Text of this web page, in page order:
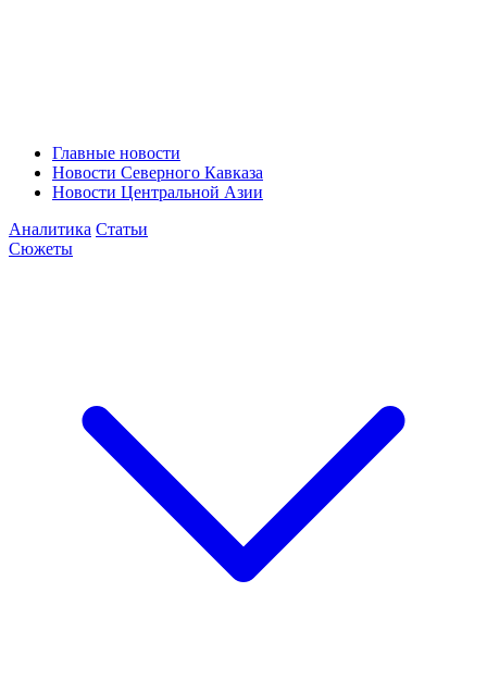
Главные новости
Новости Северного Кавказа
Новости Центральной Азии
Аналитика Статьи
Сюжеты